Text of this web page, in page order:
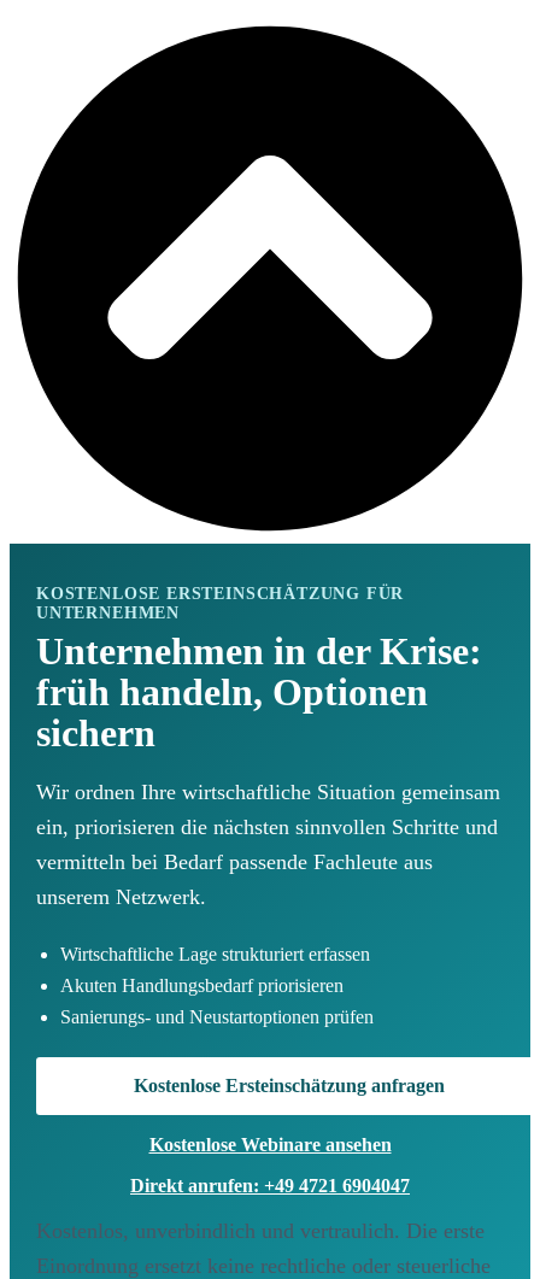
KOSTENLOSE ERSTEINSCHÄTZUNG FÜR
UNTERNEHMEN
Unternehmen in der Krise:
früh handeln, Optionen
sichern
Wir ordnen Ihre wirtschaftliche Situation gemeinsam
ein, priorisieren die nächsten sinnvollen Schritte und
vermitteln bei Bedarf passende Fachleute aus
unserem Netzwerk.
Wirtschaftliche Lage strukturiert erfassen
Akuten Handlungsbedarf priorisieren
Sanierungs- und Neustartoptionen prüfen
Kostenlose Ersteinschätzung anfragen
Kostenlose Webinare ansehen
Direkt anrufen: +49 4721 6904047
Kostenlos, unverbindlich und vertraulich. Die erste
Einordnung ersetzt keine rechtliche oder steuerliche